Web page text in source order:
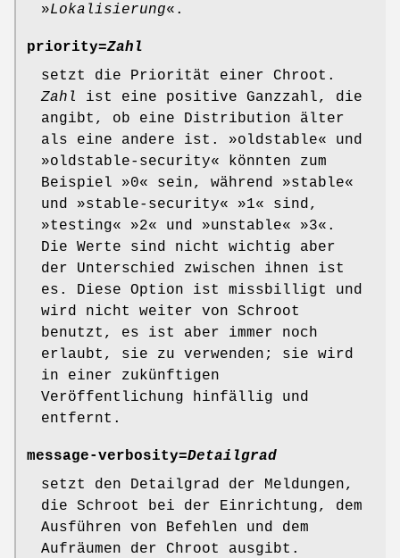
»Lokalisierung«.
priority=Zahl
setzt die Priorität einer Chroot.
Zahl
ist eine positive Ganzzahl, die
angibt, ob eine Distribution älter
als eine andere ist. »oldstable« und
»oldstable-security« könnten zum
Beispiel »0« sein, während »stable«
und »stable-security« »1« sind,
»testing« »2« und »unstable« »3«.
Die Werte sind nicht wichtig aber
der Unterschied zwischen ihnen ist
es. Diese Option ist missbilligt und
wird nicht weiter von Schroot
benutzt, es ist aber immer noch
erlaubt, sie zu verwenden; sie wird
in einer zukünftigen
Veröffentlichung hinfällig und
entfernt.
message-verbosity=Detailgrad
setzt den Detailgrad der Meldungen,
die Schroot bei der Einrichtung, dem
Ausführen von Befehlen und dem
Aufräumen der Chroot ausgibt.